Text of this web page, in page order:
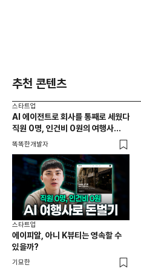
추천 콘텐츠
스타트업
AI 에이전트로 회사를 통째로 세웠다
직원 0명, 인건비 0원의 여행사
제작기
똑똑한개발자
스타트업
에이피알, 아니 K뷰티는 영속할 수
있을까?
기묘한